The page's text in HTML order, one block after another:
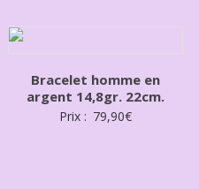
Bracelet homme en
argent 14,8gr. 22cm.
Prix : 79,90€